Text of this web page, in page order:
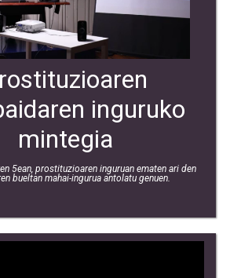
inguruko
mintegia
5ean, prostituzioaren inguruan ematen ari den
bueltan mahai-ingurua antolatu genuen.